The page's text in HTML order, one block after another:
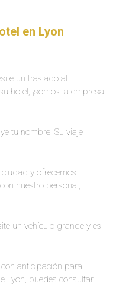
en Lyon
un traslado al
hotel, ¡somos la empresa
tu nombre. Su viaje
y ofrecemos
nuestro personal,
un vehículo grande y es
anticipación para
Lyon, puedes consultar